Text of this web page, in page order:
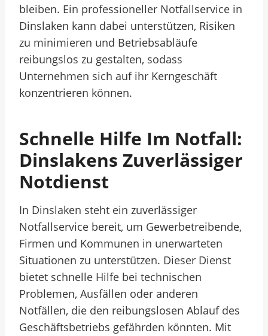
bleiben. Ein professioneller Notfallservice in
Dinslaken kann dabei unterstützen, Risiken
zu minimieren und Betriebsabläufe
reibungslos zu gestalten, sodass
Unternehmen sich auf ihr Kerngeschäft
konzentrieren können.
Schnelle Hilfe Im Notfall:
Dinslakens Zuverlässiger
Notdienst
In Dinslaken steht ein zuverlässiger
Notfallservice bereit, um Gewerbetreibende,
Firmen und Kommunen in unerwarteten
Situationen zu unterstützen. Dieser Dienst
bietet schnelle Hilfe bei technischen
Problemen, Ausfällen oder anderen
Notfällen, die den reibungslosen Ablauf des
Geschäftsbetriebs gefährden könnten. Mit